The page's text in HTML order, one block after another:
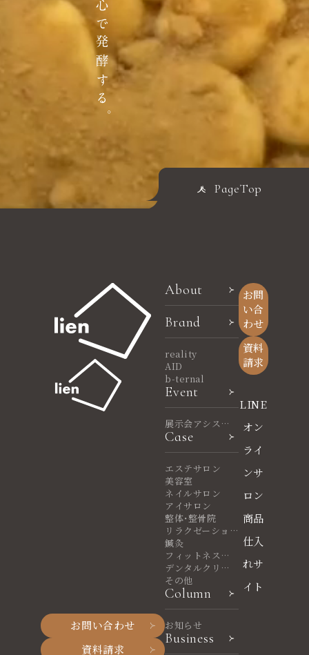
PageTop
お問い合わせ
資料請求
About
Brand
reality
AID
b-ternal
Event
展示会アシスタ
ント
Case
エステサロン
美容室
ネイルサロン
アイサロン
整体・整骨院
リラクゼーショ
ンサロン
鍼灸
フィットネスヨ
ガ
デンタルクリニ
ック
その他
Column
お知らせ
Business
お問
い合
わせ
資料
請求
LINE
オン
ライ
ンサ
ロン
商品
仕入
れサ
イト